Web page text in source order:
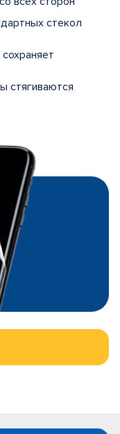
стекол
стягиваются